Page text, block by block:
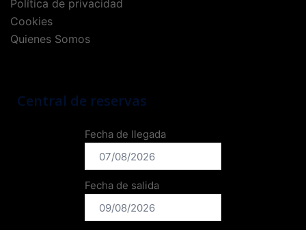
Política de privacidad
Cookies
Quienes Somos
Central de reservas
Fecha de llegada
Fecha de salida